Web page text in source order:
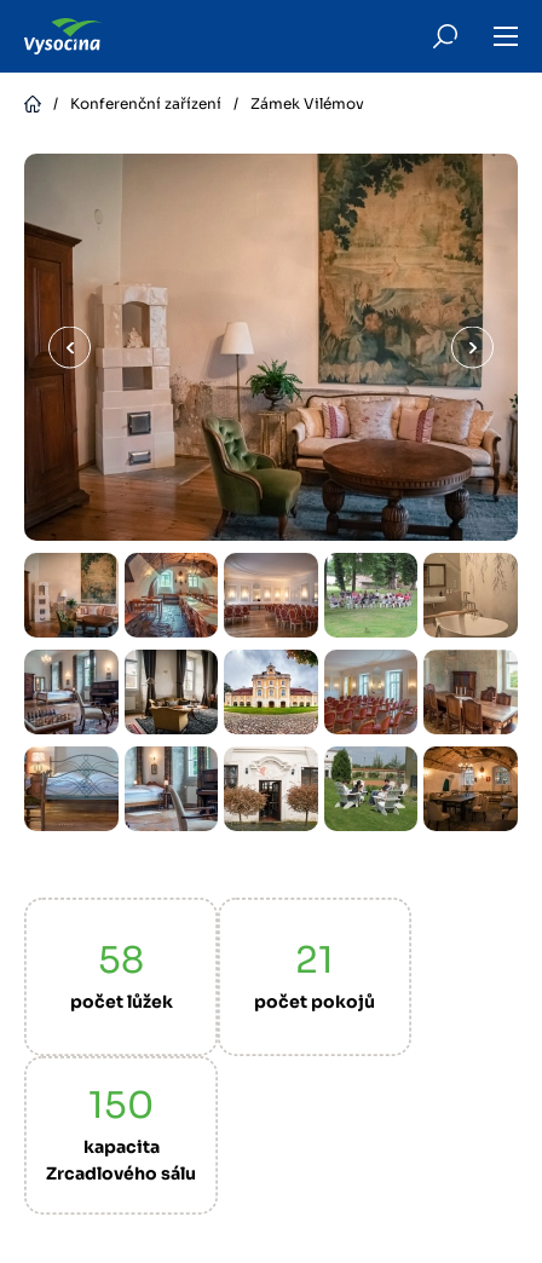
content/ Konferenční zařízení / Zámek Vilémov
Předchozí Další
58
počet lůžek
21
počet pokojů
150
kapacita
Zrcadlového sálu